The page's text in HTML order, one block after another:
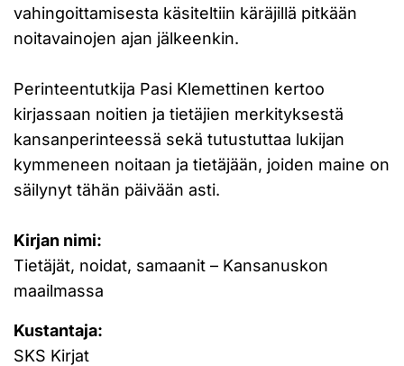
vahingoittamisesta käsiteltiin käräjillä pitkään
noitavainojen ajan jälkeenkin.
Perinteentutkija Pasi Klemettinen kertoo
kirjassaan noitien ja tietäjien merkityksestä
kansanperinteessä sekä tutustuttaa lukijan
kymmeneen noitaan ja tietäjään, joiden maine on
säilynyt tähän päivään asti.
Kirjan nimi:
Tietäjät, noidat, samaanit – Kansanuskon
maailmassa
Kustantaja:
SKS Kirjat